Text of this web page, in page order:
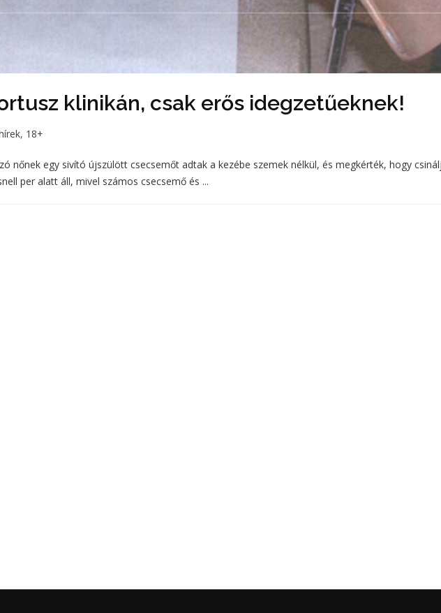
klinikán, csak erős idegzetűeknek!
, 18+
nőnek egy sivító újszülött csecsemőt adtak a kezébe szemek nélkül, és megkérték, hogy
per alatt áll, mivel számos csecsemő és ...